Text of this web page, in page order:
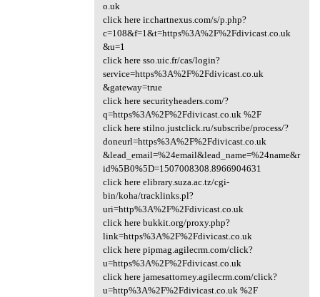
o.uk
click here ir.chartnexus.com/s/p.php?
c=108&f=1&t=https%3A%2F%2Fdivicast.co.uk
&u=1
click here sso.uic.fr/cas/login?
service=https%3A%2F%2Fdivicast.co.uk
&gateway=true
click here securityheaders.com/?
q=https%3A%2F%2Fdivicast.co.uk %2F
click here stilno.justclick.ru/subscribe/process/?
doneurl=https%3A%2F%2Fdivicast.co.uk
&lead_email=%24email&lead_name=%24name&r
id%5B0%5D=1507008308.8966904631
click here elibrary.suza.ac.tz/cgi-
bin/koha/tracklinks.pl?
uri=http%3A%2F%2Fdivicast.co.uk
click here bukkit.org/proxy.php?
link=https%3A%2F%2Fdivicast.co.uk
click here pipmag.agilecrm.com/click?
u=https%3A%2F%2Fdivicast.co.uk
click here jamesattorney.agilecrm.com/click?
u=http%3A%2F%2Fdivicast.co.uk %2F